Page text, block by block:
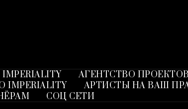
АГЕНТСТВО ПРОЕКТОВ
IMPERIALITY
АРТИСТЫ НА ВАШ
СОЦ СЕТИ